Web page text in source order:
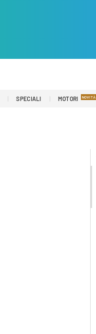
SPECIALI MOTORI